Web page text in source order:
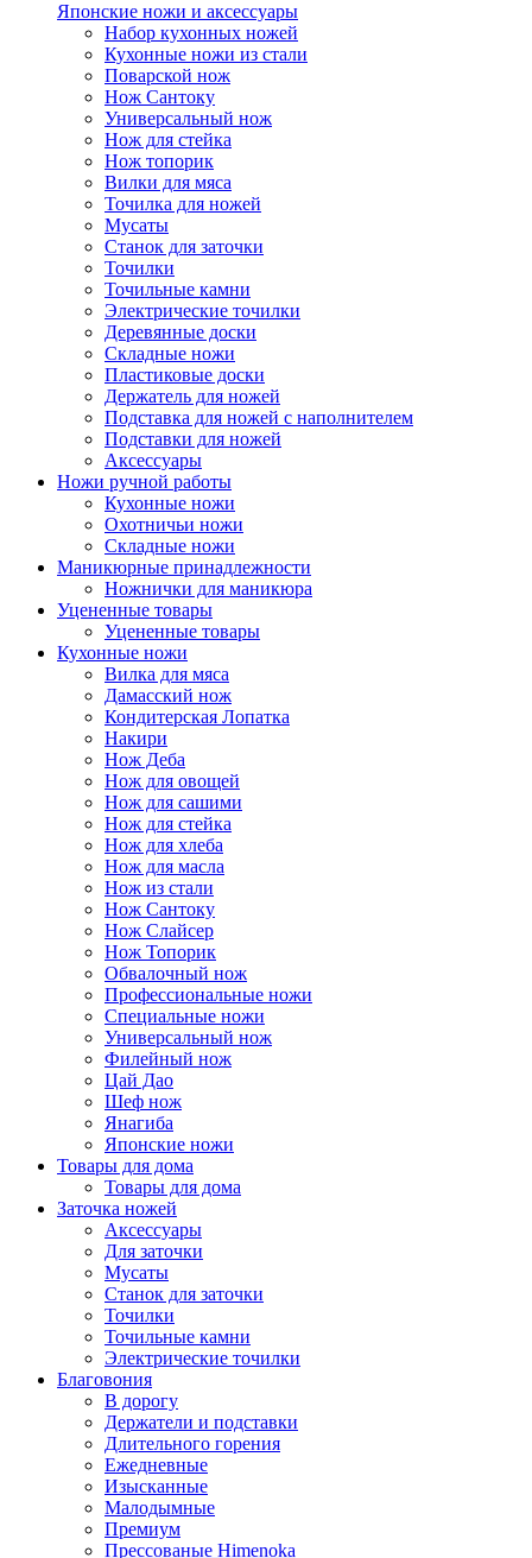
Японские ножи и аксессуары
Набор кухонных ножей
Кухонные ножи из стали
Поварской нож
Нож Сантоку
Универсальный нож
Нож для стейка
Нож топорик
Вилки для мяса
Точилка для ножей
Мусаты
Станок для заточки
Точилки
Точильные камни
Электрические точилки
Деревянные доски
Складные ножи
Пластиковые доски
Держатель для ножей
Подставка для ножей с наполнителем
Подставки для ножей
Аксессуары
Ножи ручной работы
Кухонные ножи
Охотничьи ножи
Складные ножи
Маникюрные принадлежности
Ножнички для маникюра
Уцененные товары
Уцененные товары
Кухонные ножи
Вилка для мяса
Дамасский нож
Кондитерская Лопатка
Накири
Нож Деба
Нож для овощей
Нож для сашими
Нож для стейка
Нож для хлеба
Нож для масла
Нож из стали
Нож Сантоку
Нож Слайсер
Нож Топорик
Обвалочный нож
Профессиональные ножи
Специальные ножи
Универсальный нож
Филейный нож
Цай Дао
Шеф нож
Янагиба
Японские ножи
Товары для дома
Товары для дома
Заточка ножей
Аксессуары
Для заточки
Мусаты
Станок для заточки
Точилки
Точильные камни
Электрические точилки
Благовония
В дорогу
Держатели и подставки
Длительного горения
Ежедневные
Изысканные
Малодымные
Премиум
Прессованые Himenoka